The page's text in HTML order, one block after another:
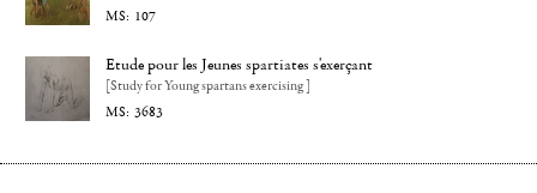
107
Etude pour les Jeunes spartiates s'exerçant
[Study for Young spartans exercising ]
3683